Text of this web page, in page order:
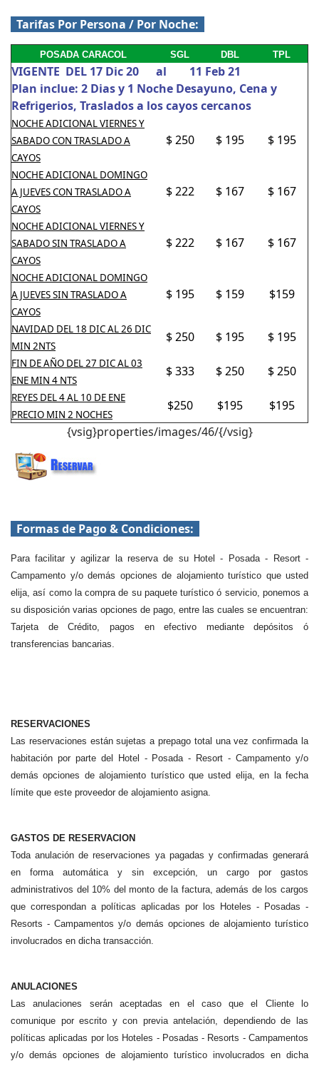
Tarifas Por Persona / Por Noche:
POSADA CARACOL SGL DBL TPL
VIGENTE DEL 17 Dic 20 al 11 Feb 21
Plan inclue: 2 Dias y 1 Noche Desayuno, Cena y
Refrigerios, Traslados a los cayos cercanos
NOCHE ADICIONAL VIERNES Y
SABADO CON TRASLADO A
CAYOS
$ 250 $ 195 $ 195
NOCHE ADICIONAL DOMINGO
A JUEVES CON TRASLADO A
CAYOS
$ 222 $ 167 $ 167
NOCHE ADICIONAL VIERNES Y
SABADO SIN TRASLADO A
CAYOS
$ 222 $ 167 $ 167
NOCHE ADICIONAL DOMINGO
A JUEVES SIN TRASLADO A
CAYOS
$ 195 $ 159 $159
NAVIDAD DEL 18 DIC AL 26 DIC
MIN 2NTS
$ 250 $ 195 $ 195
FIN DE AÑO DEL 27 DIC AL 03
ENE MIN 4 NTS
$ 333 $ 250 $ 250
REYES DEL 4 AL 10 DE ENE
PRECIO MIN 2 NOCHES
$250 $195
$195
{vsig}properties/images/46/{/vsig}
Formas de Pago & Condiciones:
Para facilitar y agilizar la reserva de su Hotel - Posada - Resort -
Campamento y/o demás opciones de alojamiento turístico que usted
elija, así como la compra de su paquete turístico ó servicio, ponemos a
su disposición varias opciones de pago, entre las cuales se encuentran:
Tarjeta de Crédito, pagos en efectivo mediante depósitos ó
transferencias bancarias.
RESERVACIONES
Las reservaciones están sujetas a prepago total una vez confirmada la
habitación por parte del Hotel - Posada - Resort - Campamento y/o
demás opciones de alojamiento turístico que usted elija, en la fecha
límite que este proveedor de alojamiento asigna.
GASTOS DE RESERVACION
Toda anulación de reservaciones ya pagadas y confirmadas generará
en forma automática y sin excepción, un cargo por gastos
administrativos del 10% del monto de la factura, además de los cargos
que correspondan a políticas aplicadas por los Hoteles - Posadas -
Resorts - Campamentos y/o demás opciones de alojamiento turístico
involucrados en dicha transacción.
ANULACIONES
Las anulaciones serán aceptadas en el caso que el Cliente lo
comunique por escrito y con previa antelación, dependiendo de las
políticas aplicadas por los Hoteles - Posadas - Resorts - Campamentos
y/o demás opciones de alojamiento turístico involucrados en dicha